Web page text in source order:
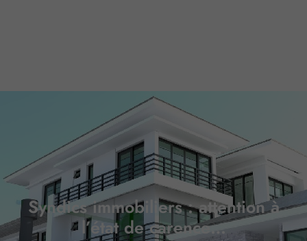
Syndics immobiliers : attention à
l’état de carence…